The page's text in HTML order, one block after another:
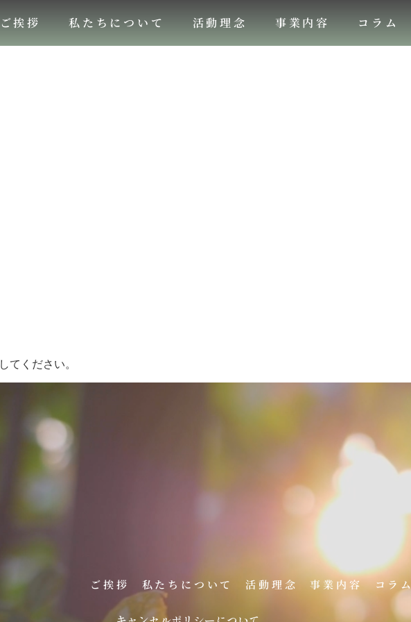
ご挨拶 私たちについて 活動理念 事業内容 コラム
してください。
ご挨拶 私たちについて 活動理念 事業内容 コラム